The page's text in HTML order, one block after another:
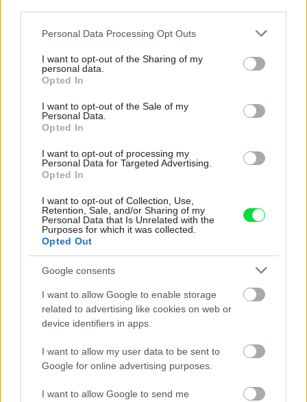
Please note that this website/app uses one or more Google
not limited to your visit or usage behaviour. You may click to
grant or deny consent to Google and its third-party tags to
use your data for below specified purposes in below Google
consent section.
Personal Data Processing Opt Outs
I want to opt-out of the Sharing of my
personal data.
Opted In
I want to opt-out of the Sale of my
Personal Data.
Opted In
I want to opt-out of processing my
Personal Data for Targeted Advertising.
Opted In
I want to opt-out of Collection, Use,
Retention, Sale, and/or Sharing of my
Personal Data that Is Unrelated with the
Purposes for which it was collected.
Opted Out
Google consents
I want to allow Google to enable storage
related to advertising like cookies on web or
device identifiers in apps.
I want to allow my user data to be sent to
Google for online advertising purposes.
I want to allow Google to send me
RD Liberec v kocke
Architektonický ateliér: Stempel & Tesar architekti– Ján
Stempel, Jan Jakub Tesař
Lokalita:Liberec, ČR
Pozemok:1 165 m
Zastavaná plocha:136 m2
Úžitková plocha: